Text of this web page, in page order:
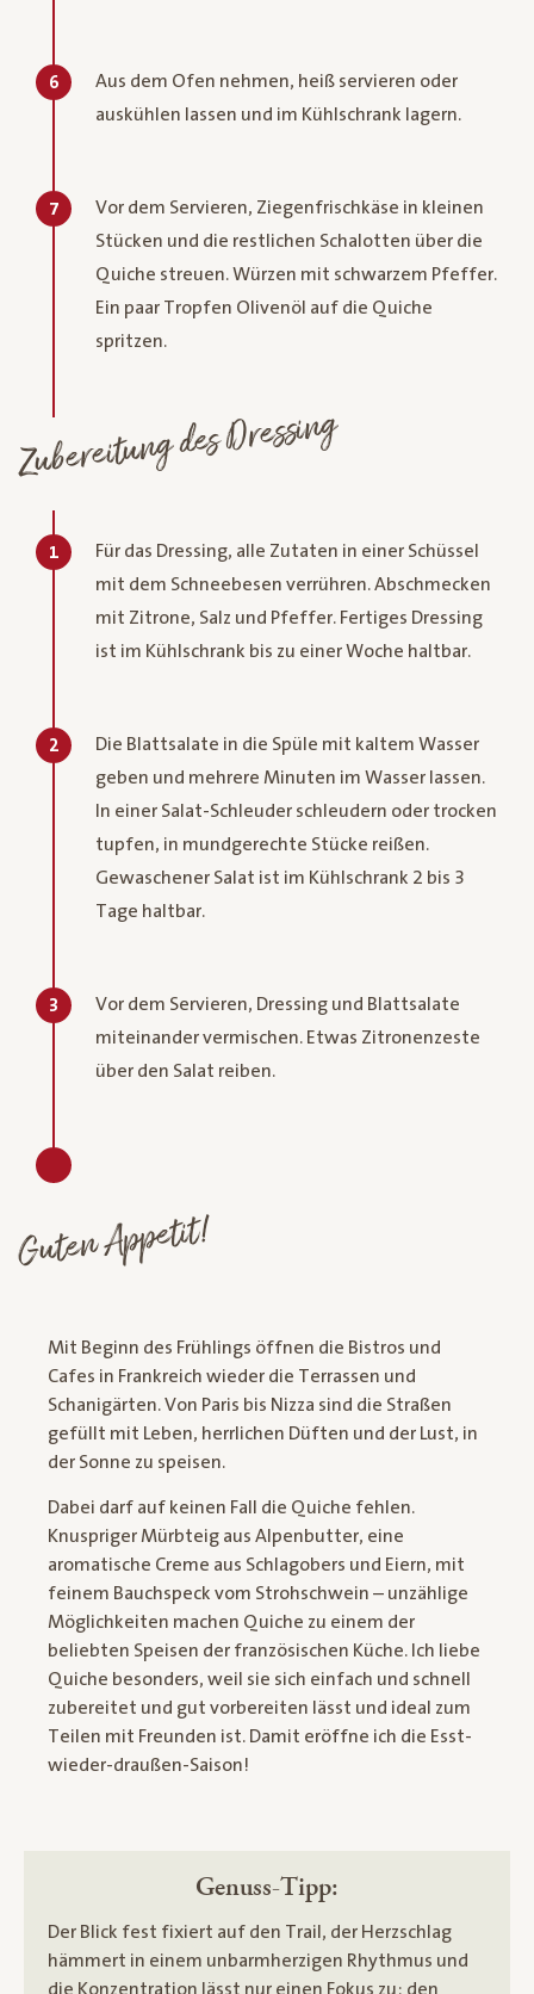
6
Aus dem Ofen nehmen, heiß servieren oder
auskühlen lassen und im Kühlschrank lagern.
7
Vor dem Servieren, Ziegenfrischkäse in kleinen
Stücken und die restlichen Schalotten über die
Quiche streuen. Würzen mit schwarzem Pfeffer.
Ein paar Tropfen Olivenöl auf die Quiche
spritzen.
Zubereitung des Dressing
1
Für das Dressing, alle Zutaten in einer Schüssel
mit dem Schneebesen verrühren. Abschmecken
mit Zitrone, Salz und Pfeffer. Fertiges Dressing
ist im Kühlschrank bis zu einer Woche haltbar.
2
Die Blattsalate in die Spüle mit kaltem Wasser
geben und mehrere Minuten im Wasser lassen.
In einer Salat-Schleuder schleudern oder trocken
tupfen, in mundgerechte Stücke reißen.
Gewaschener Salat ist im Kühlschrank 2 bis 3
Tage haltbar.
3
Vor dem Servieren, Dressing und Blattsalate
miteinander vermischen. Etwas Zitronenzeste
über den Salat reiben.
Guten Appetit!
Mit Beginn des Frühlings öffnen die Bistros und
Cafes in Frankreich wieder die Terrassen und
Schanigärten. Von Paris bis Nizza sind die Straßen
gefüllt mit Leben, herrlichen Düften und der Lust, in
der Sonne zu speisen.
Dabei darf auf keinen Fall die Quiche fehlen.
Knuspriger Mürbteig aus Alpenbutter, eine
aromatische Creme aus Schlagobers und Eiern, mit
feinem Bauchspeck vom Strohschwein – unzählige
Möglichkeiten machen Quiche zu einem der
beliebten Speisen der französischen Küche. Ich liebe
Quiche besonders, weil sie sich einfach und schnell
zubereitet und gut vorbereiten lässt und ideal zum
Teilen mit Freunden ist. Damit eröffne ich die Esst-
wieder-draußen-Saison!
Genuss-Tipp:
Der Blick fest fixiert auf den Trail, der Herzschlag
hämmert in einem unbarmherzigen Rhythmus und
die Konzentration lässt nur einen Fokus zu: den